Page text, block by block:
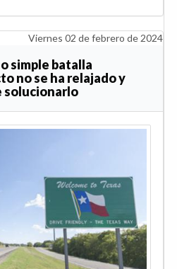
Viernes 02 de febrero de 2024
simple batalla
no se ha relajado y
solucionarlo